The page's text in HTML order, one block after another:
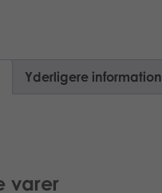
Yderligere information
varer